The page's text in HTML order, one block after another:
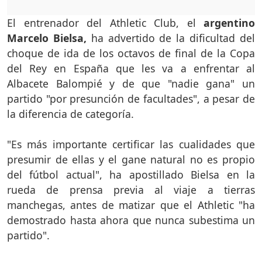
El entrenador del Athletic Club, el argentino
Marcelo Bielsa, ha advertido de la dificultad del
choque de ida de los octavos de final de la Copa
del Rey en España que les va a enfrentar al
Albacete Balompié y de que "nadie gana" un
partido "por presunción de facultades", a pesar de
la diferencia de categoría.
"Es más importante certificar las cualidades que
presumir de ellas y el gane natural no es propio
del fútbol actual", ha apostillado Bielsa en la
rueda de prensa previa al viaje a tierras
manchegas, antes de matizar que el Athletic "ha
demostrado hasta ahora que nunca subestima un
partido".